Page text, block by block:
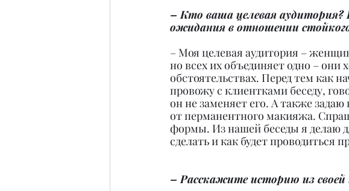
– Кто ваша целевая
ожидания в отношении
– Моя целевая аудитория –
но всех их объединяет одно –
обстоятельствах. Перед тем как
провожу с клиентками беседу,
он не заменяет его. А также
от перманентного макияжа.
формы. Из нашей беседы я делаю
сделать и как будет проводиться
– Расскажите историю из